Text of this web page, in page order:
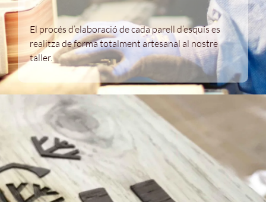
El procés d’elaboració de cada parell d’esquís es
realitza de forma totalment artesanal al nostre
taller.